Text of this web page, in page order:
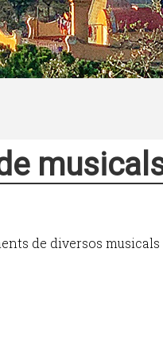
de diversos musicals